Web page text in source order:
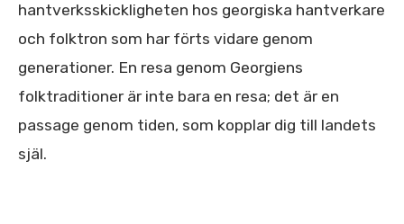
hantverksskickligheten hos georgiska hantverkare
och folktron som har förts vidare genom
generationer. En resa genom Georgiens
folktraditioner är inte bara en resa; det är en
passage genom tiden, som kopplar dig till landets
själ.